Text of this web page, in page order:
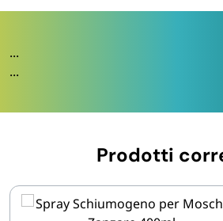
...
...
Prodotti